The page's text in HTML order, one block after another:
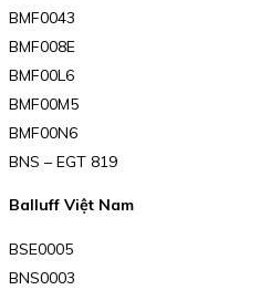
BMF0043
BMF008E
BMF00L6
BMF00M5
BMF00N6
BNS – EGT 819
Balluff Việt Nam
BSE0005
BNS0003